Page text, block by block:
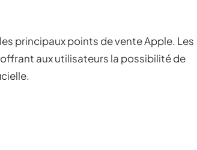
principaux points de vente Apple. Les
aux utilisateurs la possibilité de